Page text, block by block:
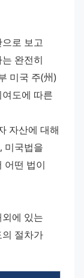
로 보고
완전히
미국 주(州)
도에 따른
자산에 대해
미국법을
어떤 법이
에 있는
절차가